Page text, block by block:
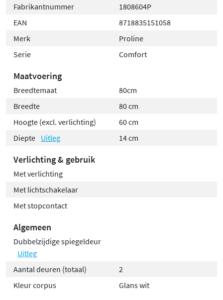
Fabrikantnummer
1808604P
EAN
8718835151058
Merk
Proline
Serie
Comfort
Maatvoering
Breedtemaat
80cm
Breedte
80 cm
Hoogte (excl. verlichting)
60 cm
Diepte Uitleg 14 cm
Verlichting & gebruik
Met verlichting
Met lichtschakelaar
Met stopcontact
Algemeen
Dubbelzijdige spiegeldeur
Uitleg
Aantal deuren (totaal)
2
Kleur corpus
Glans wit